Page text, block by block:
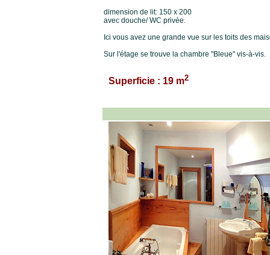
dimension de lit: 150 x 200
avec douche/ WC privée.
Ici vous avez une grande vue sur les toits des
Sur l'étage se trouve la chambre "Bleue" vis-à-vis.
Superficie : 19 m2